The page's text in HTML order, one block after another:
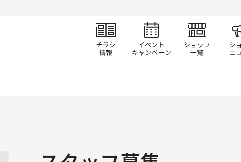
チラシ情報 イベント/キャンペ
ショ